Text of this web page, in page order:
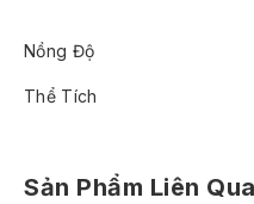
Nồng Độ
Thể Tích
Sản Phẩm Liên